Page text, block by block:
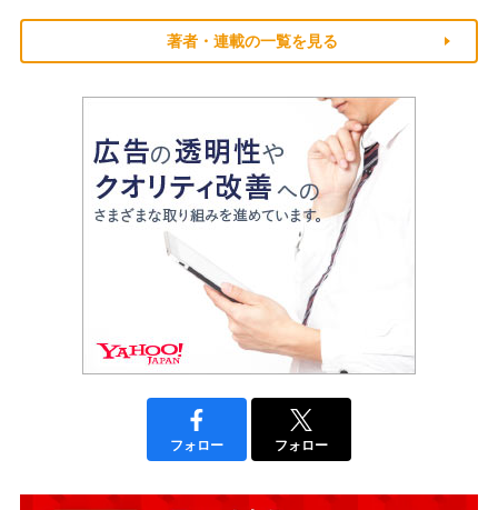
著者・連載の一覧を見る
フォロー フォロー